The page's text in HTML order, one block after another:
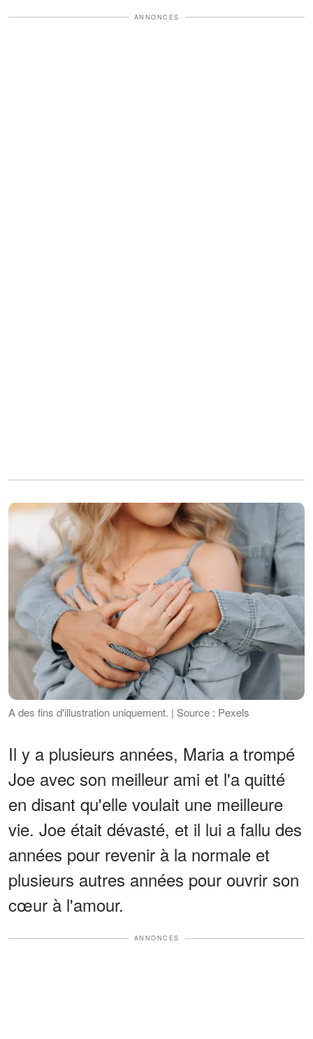
ANNONCES
A des fins d'illustration uniquement. | Source : Pexels
Il y a plusieurs années, Maria a trompé
Joe avec son meilleur ami et l'a quitté
en disant qu'elle voulait une meilleure
vie. Joe était dévasté, et il lui a fallu des
années pour revenir à la normale et
plusieurs autres années pour ouvrir son
cœur à l'amour.
ANNONCES